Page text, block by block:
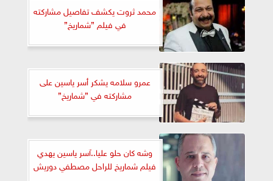
محمد ثروت يكشف تفاصيل مشاركته
في فيلم ”شماريخ”
عمرو سلامه يشكر أسر ياسين على
مشاركته في ”شماريخ”
وشه كان حلو عليا..آسر ياسين يهدي
فيلم شماريخ للراحل مصطفي دوريش